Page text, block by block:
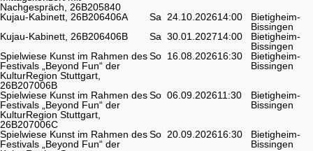
Nachgespräch, 26B205840
Kujau-Kabinett, 26B206406A Sa 24.10.202614:00
Bietigheim-
Bissingen
Kujau-Kabinett, 26B206406B
Sa 30.01.202714:00
Bietigheim-
Bissingen
Spielwiese Kunst im Rahmen des
Festivals „Beyond Fun“ der
KulturRegion Stuttgart,
26B207006B
So 16.08.202616:30
Bietigheim-
Bissingen
Spielwiese Kunst im Rahmen des
Festivals „Beyond Fun“ der
KulturRegion Stuttgart,
26B207006C
So 06.09.202611:30
Bietigheim-
Bissingen
Spielwiese Kunst im Rahmen des
Festivals „Beyond Fun“ der
So 20.09.202616:30
Bietigheim-
Bissingen